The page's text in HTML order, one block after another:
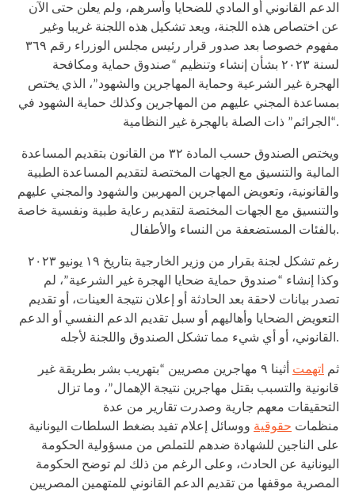
الدعم القانوني أو المادي للضحايا وأسرهم، ولم يعلن حتى الآن
عن اختصاص هذه اللجنة، ويعد تشكيل هذه اللجنة غريبا وغير
مفهوم خصوصا بعد صدور قرار رئيس مجلس الوزراء رقم ٣٦٩
لسنة ٢٠٢٣ بشأن إنشاء وتنظيم “صندوق حماية ومكافحة
الهجرة غير الشرعية وحماية المهاجرين والشهود”، الذي يختص
بمساعدة المجني عليهم من المهاجرين وكذلك حماية الشهود في
“الجرائم” ذات الصلة بالهجرة غير النظامية.
ويختص الصندوق حسب المادة ٣٢ من القانون بتقديم المساعدة
المالية والتنسيق مع الجهات المختصة لتقديم المساعدة الطبية
والقانونية، وتعويض المهاجرين المهربين والشهود والمجني عليهم
والتنسيق مع الجهات المختصة لتقديم رعاية طبية ونفسية خاصة
بالفئات المستضعفة من النساء والأطفال.
رغم تشكل لجنة بقرار من وزير الخارجية بتاريخ ١٩ يونيو ٢٠٢٣
وكذا إنشاء “صندوق حماية ضحايا الهجرة غير الشرعية”، لم
تصدر بيانات لاحقة بعد الحادثة أو إعلان نتيجة العينات، أو تقديم
التعويض الضحايا وأهاليهم أو سبل تقديم الدعم النفسي أو الدعم
القانوني، أو أي شيء مما تشكل الصندوق واللجنة لأجله.
ثم اتهمت
أثينا ٩ مهاجرين مصريين “بتهريب بشر بطريقة غير
قانونية والتسبب بقتل مهاجرين نتيجة الإهمال”، وما تزال
التحقيقات معهم جارية وصدرت تقارير من عدة
منظمات حقوقية ووسائل إعلام تفيد بضغط السلطات اليونانية
على الناجين للشهادة ضدهم للتملص من مسؤولية الحكومة
اليونانية عن الحادث، وعلى الرغم من ذلك لم توضح الحكومة
المصرية موقفها من تقديم الدعم القانوني للمتهمين المصريين